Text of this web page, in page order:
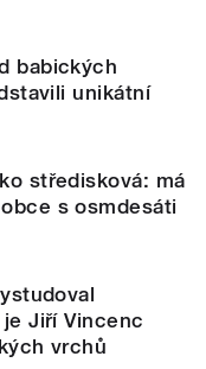
babických
unikátní
středisková: má
s osmdesáti
Jiří Vincenc
vrchů